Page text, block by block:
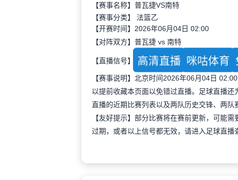
【赛事名称】普瓦捷VS南特
【赛事分类】 法篮乙
【开赛时间】2026年06月04日 02:00
【对阵双方】普瓦捷 vs 南特
【直播信号】 高清直播 咪咕体育
【赛事说明】北京时间2026年06月04日
以提前收藏本页面以免错过直播。足球直播
直播的近期比赛列表以及两队历史交锋、两队
【友好提示】部分比赛将在赛前更新，可能
过期，或者以上信号都无效，请进入足球直播